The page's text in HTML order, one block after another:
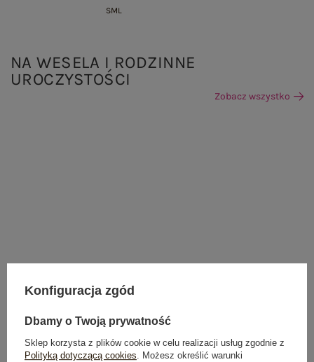
SML
NA WESELA I RODZINNE
UROCZYSTOŚCI
Zobacz wszystko
Konfiguracja zgód
Dbamy o Twoją prywatność
Sklep korzysta z plików cookie w celu realizacji usług zgodnie z
Polityką dotyczącą cookies. Możesz określić warunki